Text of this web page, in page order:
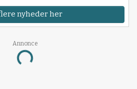
nyheder her
Annonce
Loading...